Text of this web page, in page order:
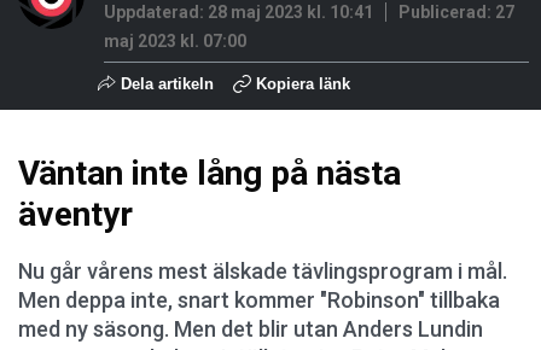
Uppdaterad: 28 maj 2023 kl. 10:41 Publicerad: 27
maj 2023 kl. 07:00
Dela artikeln Kopiera länk
Väntan inte lång på nästa
äventyr
Nu går vårens mest älskade tävlingsprogram i mål.
Men deppa inte, snart kommer "Robinson" tillbaka
med ny säsong. Men det blir utan Anders Lundin